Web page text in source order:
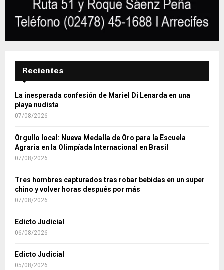
Recientes
La inesperada confesión de Mariel Di Lenarda en una
playa nudista
07/08/2026
Orgullo local: Nueva Medalla de Oro para la Escuela
Agraria en la Olimpíada Internacional en Brasil
07/08/2026
Tres hombres capturados tras robar bebidas en un super
chino y volver horas después por más
07/08/2026
Edicto Judicial
06/08/2026
Edicto Judicial
05/08/2026